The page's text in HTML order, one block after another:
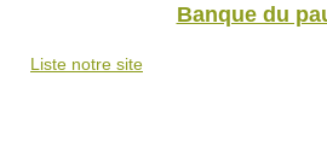
Banque du
Liste notre site